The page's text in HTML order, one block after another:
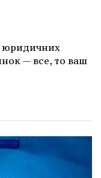
юридичних
— все, то ваш